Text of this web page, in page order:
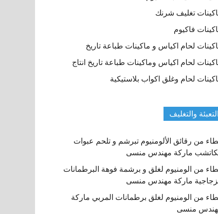
تغليف شرنك
فاكيوم
لحام اكياس و ماكينات طباعة تاريخ
لحام اكياس وماكينات طباعة تاريخ انتاج
لحام وغلق اكواب بلاستيكية
التعبئة والتغليف
من رقائق الألومنيوم تبرشم و تلحم عبوات
ماركة مهندس منسى
من الومنيوم لغلق و برشمة فوهة البرطمانات
ماركة مهندس منسى
من الومنيوم لغلق برطمانات المربي ماركة
منسى